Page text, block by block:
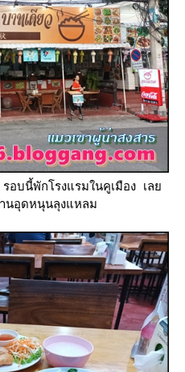
บนี้พักโรงแรมในคูเมือง เล
นอุดหนุนลุงแหลม